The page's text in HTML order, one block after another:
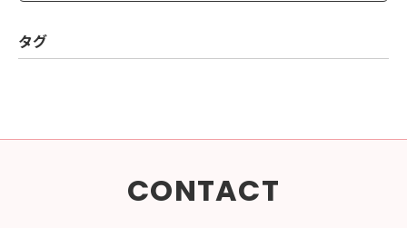
タグ
CONTACT